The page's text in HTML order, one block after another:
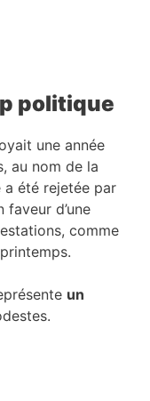
politique
une année
au nom de la
été rejetée par
faveur d’une
comme
un